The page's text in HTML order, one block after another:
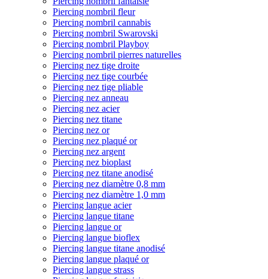
Piercing nombril fleur
Piercing nombril cannabis
Piercing nombril Swarovski
Piercing nombril Playboy
Piercing nombril pierres naturelles
Piercing nez tige droite
Piercing nez tige courbée
Piercing nez tige pliable
Piercing nez anneau
Piercing nez acier
Piercing nez titane
Piercing nez or
Piercing nez plaqué or
Piercing nez argent
Piercing nez bioplast
Piercing nez titane anodisé
Piercing nez diamètre 0,8 mm
Piercing nez diamètre 1,0 mm
Piercing langue acier
Piercing langue titane
Piercing langue or
Piercing langue bioflex
Piercing langue titane anodisé
Piercing langue plaqué or
Piercing langue strass